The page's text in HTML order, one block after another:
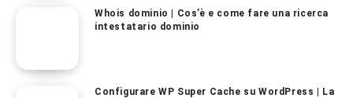
Whois dominio | Cos’è e come fare una ricerca
intestatario dominio
Configurare WP Super Cache su WordPress | La